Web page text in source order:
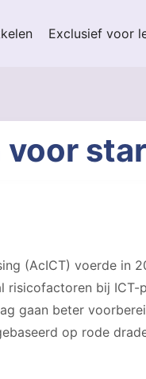
Exclusief voor
voor
(AcICT) voerde in
risicofactoren bij
gaan beter
op rode